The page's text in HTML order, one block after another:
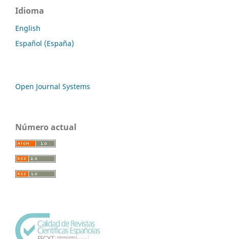
Idioma
English
Español (España)
Open Journal Systems
Número actual